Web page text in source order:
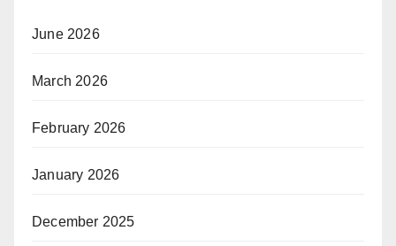
June 2026
March 2026
February 2026
January 2026
December 2025